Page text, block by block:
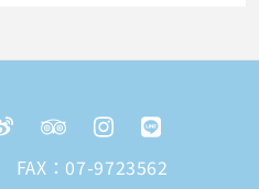
FAX：07-9723562